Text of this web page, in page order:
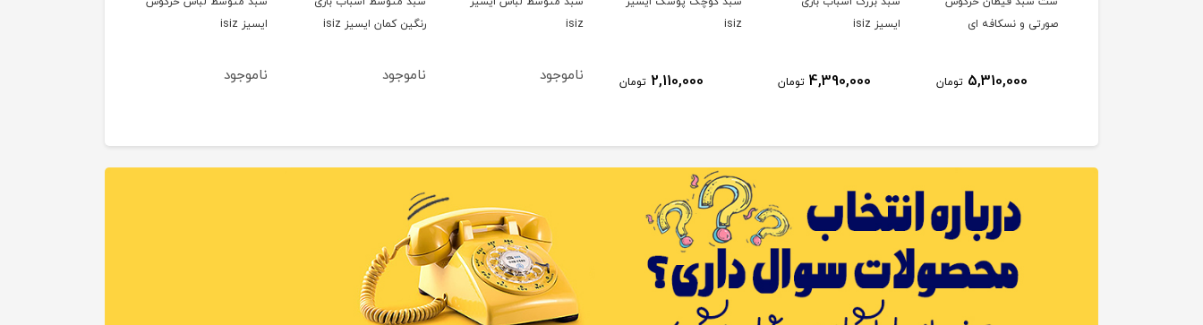
صورتی و نسکافه ای
5,310,000 تومان
ایسیز isiz
4,390,000 تومان
isiz
2,110,000 تومان
isiz
ناموجود
رنگین کمان ایسیز isiz
ناموجود
ایسیز isiz
ناموجود